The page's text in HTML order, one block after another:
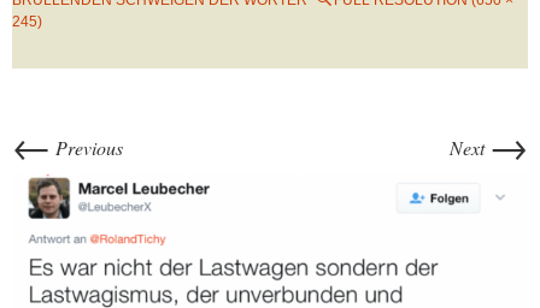
245)
← Previous Next →